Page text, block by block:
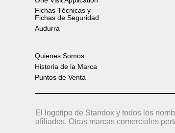
Fichas Técnicas y
Fichas de Seguridad
Audurra
Quienes Somos
Historia de la Marca
Puntos de Venta
El logotipo de Standox y todos los
afiliados. Otras marcas comerciales